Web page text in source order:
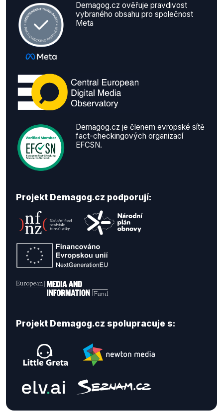
Demagog.cz ověřuje pravdivost
vybraného obsahu pro společnost
Meta
Demagog.cz je členem evropské sítě
fact-checkingových organizací
EFCSN.
Projekt Demagog.cz podporují:
Projekt Demagog.cz spolupracuje s: